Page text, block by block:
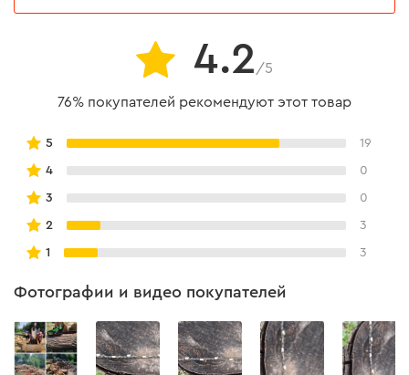
4.2 /5
76% покупателей рекомендуют этот товар
5 19
4 0
3 0
2 3
1 3
Фотографии и видео покупателей